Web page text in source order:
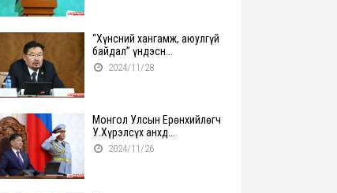
“Хүнсний хангамж, аюулгүй
байдал” үндэсн...
2024/11/28
Монгол Улсын Ерөнхийлөгч
У.Хүрэлсүх анхд...
2024/11/26